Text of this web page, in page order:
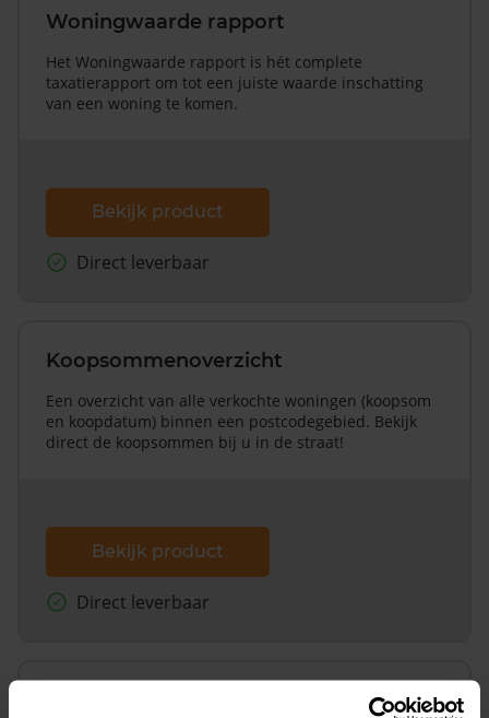
Woningwaarde rapport
Het Woningwaarde rapport is hét complete
taxatierapport om tot een juiste waarde inschatting
van een woning te komen.
Bekijk product
Direct leverbaar
Koopsommenoverzicht
Een overzicht van alle verkochte woningen (koopsom
en koopdatum) binnen een postcodegebied. Bekijk
direct de koopsommen bij u in de straat!
Bekijk product
Direct leverbaar
Koopsommenoverzicht (1 jaar gratis